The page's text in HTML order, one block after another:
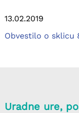
13.02.2019
Obvestilo o sklicu
Uradne ure,